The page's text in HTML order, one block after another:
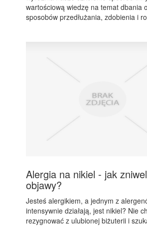
wartościową wiedzę na temat dbania
sposobów przedłużania, zdobienia i
Alergia na nikiel - jak
objawy?
Jesteś alergikiem, a jednym z
intensywnie działają, jest nikiel? Nie
rezygnować z ulubionej biżuterii i